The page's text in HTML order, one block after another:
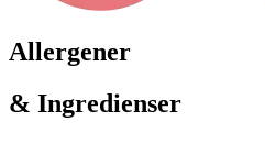
Allergener
& Ingredienser